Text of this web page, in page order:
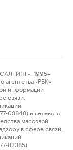
1995–
«РБК»
информации
связи,
63848) и сетевого
массовой
в сфере связи,
82385)